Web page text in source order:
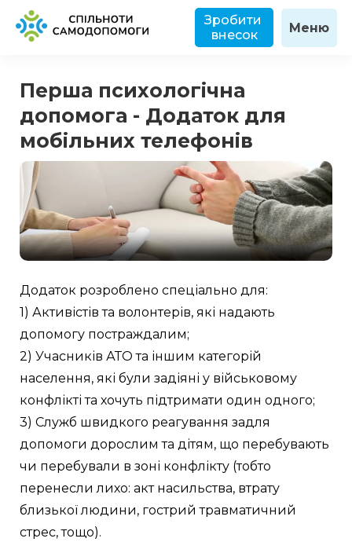
Зробити
внесок
Меню
Перша психологічна
допомога - Додаток для
мобільних телефонів
Додаток розроблено спеціально для:
1) Активістів та волонтерів, які надають
допомогу постраждалим;
2) Учасників АТО та іншим категорій
населення, які були задіяні у військовому
конфлікті та хочуть підтримати один одного;
3) Служб швидкого реагування задля
допомоги дорослим та дітям, що перебувають
чи перебували в зоні конфлікту (тобто
перенесли лихо: акт насильства, втрату
близької людини, гострий травматичний
стрес, тощо).